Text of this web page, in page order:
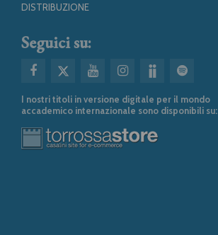
DISTRIBUZIONE
Seguici su:
I nostri titoli in versione digitale per il mondo
accademico internazionale sono disponibili su: